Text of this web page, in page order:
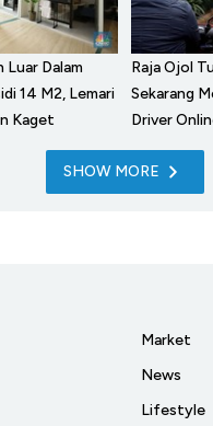
Luar Dalam
14 M2, Lemari
Kaget
Raja Ojol
Sekarang
Driver
SHOW MORE
Market
News
Lifestyle